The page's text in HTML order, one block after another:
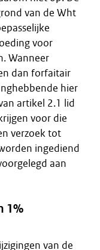
van de Wht
voor
Wanneer
dan forfaitair
hier
artikel 2.1 lid
voor die
verzoek tot
ingediend
aan
1%
van de